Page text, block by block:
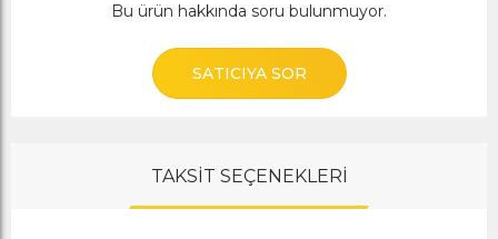
Bu ürün hakkında soru bulunmuyor.
SATICIYA SOR
TAKSİT SEÇENEKLERİ